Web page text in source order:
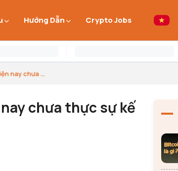
Hướng Dẫn Crypto Jobs
nay chưa ...
chưa thực sự kế